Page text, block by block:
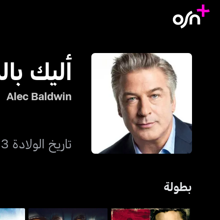
أليك
Alec Baldwin
تاريخ الولادة 3 أبريل 1958
بطولة